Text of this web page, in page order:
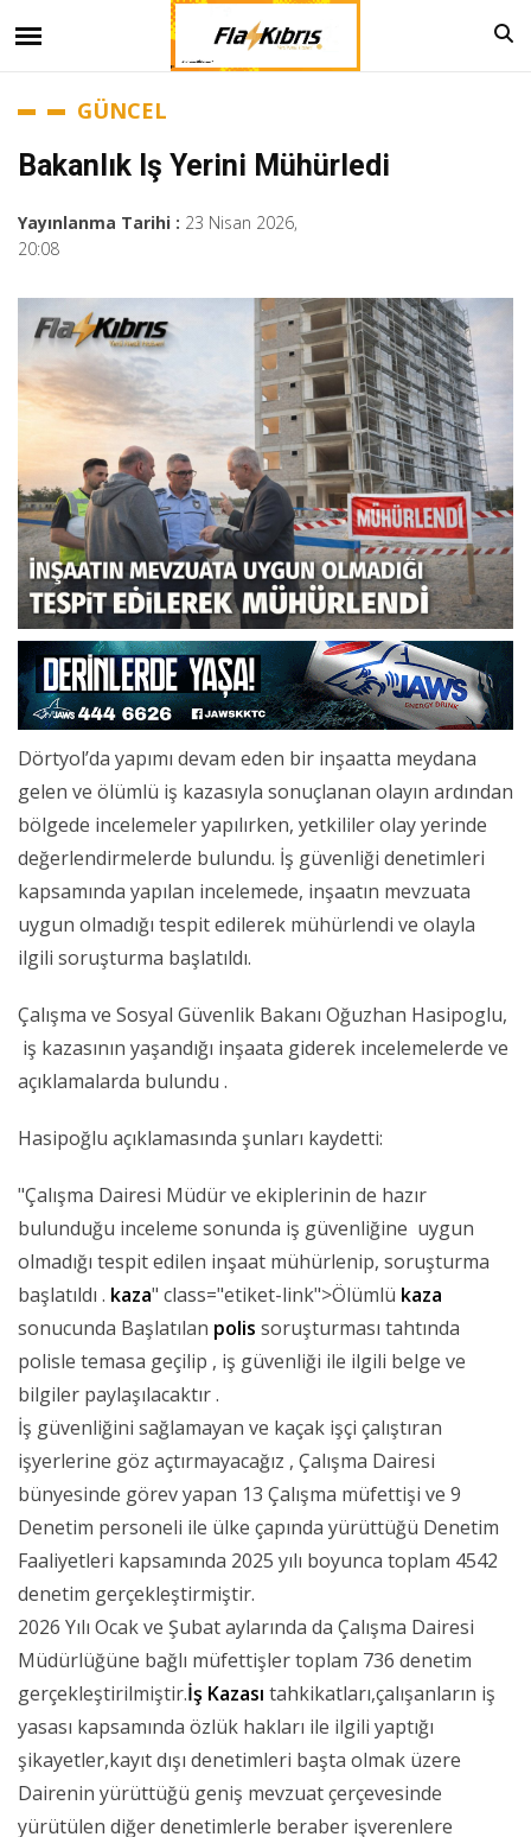
GÜNCEL
Bakanlık Iş Yerini Mühürledi
Yayınlanma Tarihi : 23 Nisan 2026,
20:08
Dörtyol’da yapımı devam eden bir inşaatta meydana
gelen ve ölümlü iş kazasıyla sonuçlanan olayın ardından
bölgede incelemeler yapılırken, yetkililer olay yerinde
değerlendirmelerde bulundu. İş güvenliği denetimleri
kapsamında yapılan incelemede, inşaatın mevzuata
uygun olmadığı tespit edilerek mühürlendi ve olayla
ilgili soruşturma başlatıldı.
Çalışma ve Sosyal Güvenlik Bakanı Oğuzhan Hasipoglu,
iş kazasının yaşandığı inşaata giderek incelemelerde ve
açıklamalarda bulundu .
Hasipoğlu açıklamasında şunları kaydetti:
"Çalışma Dairesi Müdür ve ekiplerinin de hazır
bulunduğu inceleme sonunda iş güvenliğine uygun
olmadığı tespit edilen inşaat mühürlenip, soruşturma
başlatıldı . kaza" class="etiket-link">Ölümlü kaza
sonucunda Başlatılan polis soruşturması tahtında
polisle temasa geçilip , iş güvenliği ile ilgili belge ve
bilgiler paylaşılacaktır .
İş güvenliğini sağlamayan ve kaçak işçi çalıştıran
işyerlerine göz açtırmayacağız , Çalışma Dairesi
bünyesinde görev yapan 13 Çalışma müfettişi ve 9
Denetim personeli ile ülke çapında yürüttüğü Denetim
Faaliyetleri kapsamında 2025 yılı boyunca toplam 4542
denetim gerçekleştirmiştir.
2026 Yılı Ocak ve Şubat aylarında da Çalışma Dairesi
Müdürlüğüne bağlı müfettişler toplam 736 denetim
gerçekleştirilmiştir.İş Kazası tahkikatları,çalışanların iş
yasası kapsamında özlük hakları ile ilgili yaptığı
şikayetler,kayıt dışı denetimleri başta olmak üzere
Dairenin yürüttüğü geniş mevzuat çerçevesinde
yürütülen diğer denetimlerle beraber işverenlere